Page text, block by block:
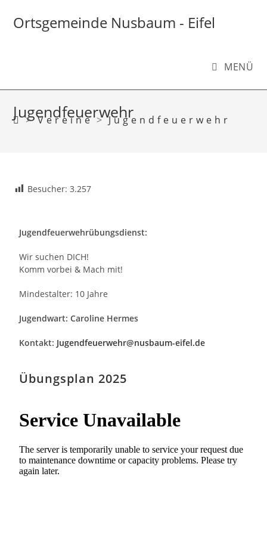
Ortsgemeinde Nusbaum - Eifel
MENÜ
Jugendfeuerwehr
> Vereine > Jugendfeuerwehr
Besucher: 3.257
Jugendfeuerwehrübungsdienst:
Wir suchen DICH!
Komm vorbei & Mach mit!
Mindestalter: 10 Jahre
Jugendwart:Caroline Hermes
Kontakt: Jugendfeuerwehr@nusbaum-eifel.de
Übungsplan 2025